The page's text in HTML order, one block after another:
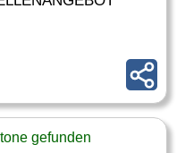
gefunden